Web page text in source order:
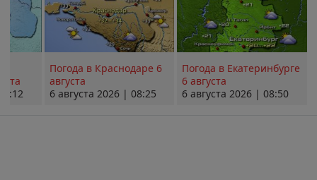
Погода в Краснодаре 6
августа
6 августа 2026 | 08:25
Погода в Екатеринбурге
6 августа
6 августа 2026 | 08:50